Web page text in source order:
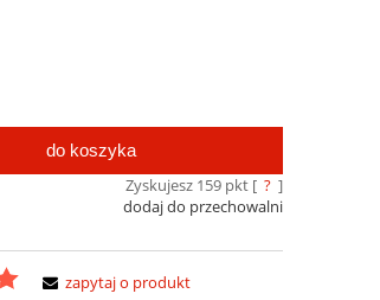
do koszyka
Zyskujesz 159pkt [ ? ]
dodaj do przechowalni
zapytaj o produkt